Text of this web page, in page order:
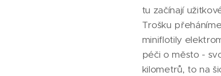
tu začínají
Trošku
miniflotily
péči o město -
kilometrů, to na